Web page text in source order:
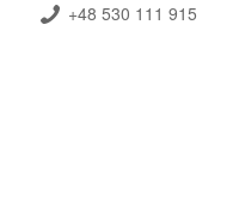
+48 530 111 915